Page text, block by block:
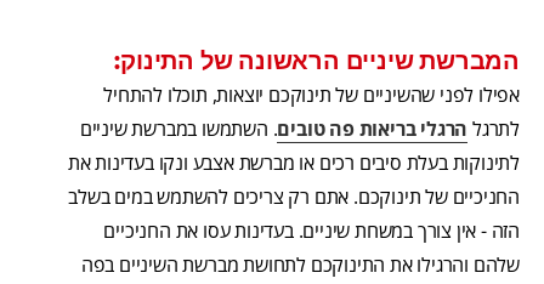
המברשת שיניים הראשונה של התינוק:
אפילו לפני שהשיניים של תינוקכם יוצאות, תוכלו להתחיל
לתרגל הרגלי בריאות פה טובים. השתמשו במברשת שיניים
לתינוקות בעלת סיבים רכים או מברשת אצבע ונקו בעדינות את
החניכיים של תינוקכם. אתם רק צריכים להשתמש במים בשלב
הזה - אין צורך במשחת שיניים. בעדינות עסו את החניכיים
שלהם והרגילו את התינוקכם לתחושת מברשת השיניים בפה